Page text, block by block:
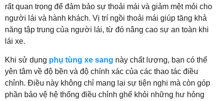
rất quan trọng để đảm bảo sự thoải mái và giảm mệt mỏi cho
người lái và hành khách. Vị trí ngồi thoải mái giúp tăng khả
năng tập trung của người lái, từ đó nâng cao sự an toàn khi
lái xe.
Khi sử dụng phụ tùng xe sang này chất lượng, bạn có thể
yên tâm về độ bền và độ chính xác của các thao tác điều
chỉnh. Điều này không chỉ mang lại sự tiện nghi mà còn góp
phần bảo vệ hệ thống điều chỉnh ghế khỏi những hư hỏng